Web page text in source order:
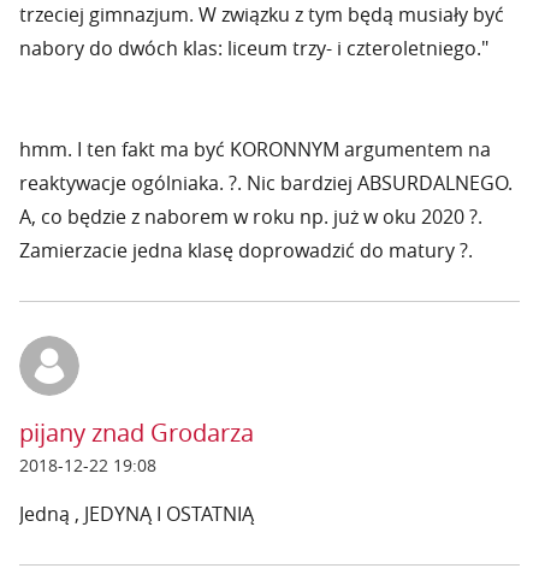
trzeciej gimnazjum. W związku z tym będą musiały być
nabory do dwóch klas: liceum trzy- i czteroletniego."
hmm. I ten fakt ma być KORONNYM argumentem na
reaktywacje ogólniaka. ?. Nic bardziej ABSURDALNEGO.
A, co będzie z naborem w roku np. już w oku 2020 ?.
Zamierzacie jedna klasę doprowadzić do matury ?.
pijany znad Grodarza
2018-12-22 19:08
Jedną , JEDYNĄ I OSTATNIĄ